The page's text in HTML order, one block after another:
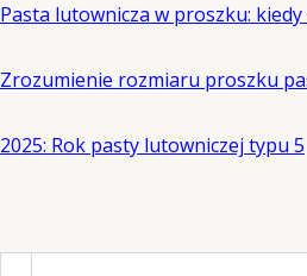
Pasta lutownicza w proszku:
Zrozumienie rozmiaru proszku
2025: Rok pasty lutowniczej typu 5